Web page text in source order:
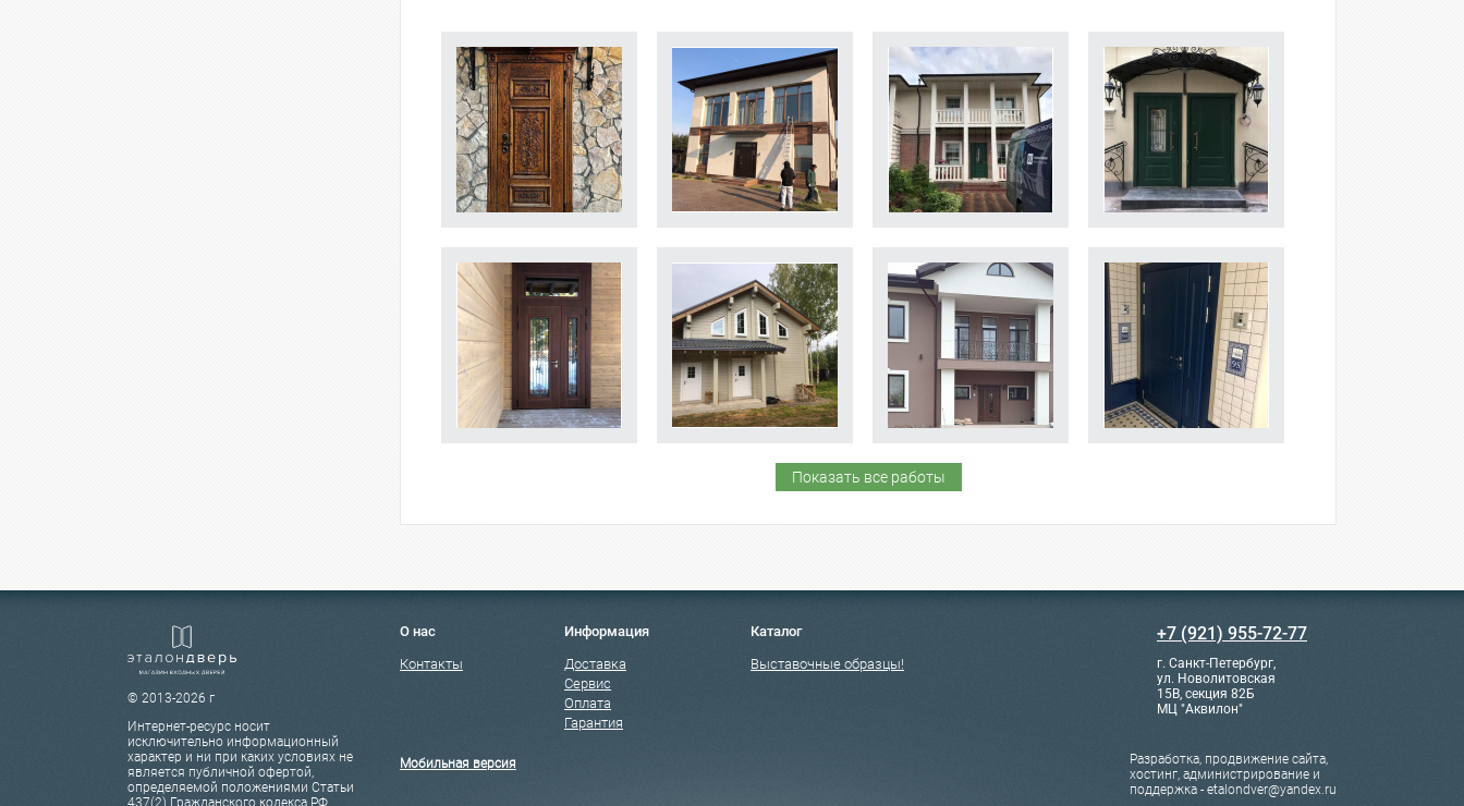
Показать все работы
© 2013-2026 г
Интернет-ресурс носит
исключительно информационный
характер и ни при каких условиях не
является публичной офертой,
определяемой положениями Статьи
437(2) Гражданского кодекса РФ.
О нас
Контакты
Информация
Доставка
Сервис
Оплата
Гарантия
Каталог
Выставочные образцы!
Мобильная версия
+7 (921) 955-72-77
г. Санкт-Петербург,
ул. Новолитовская
15В, секция 82Б
МЦ "Аквилон"
Разработка, продвижение сайта,
хостинг, администрирование и
поддержка - etalondver@yandex.ru